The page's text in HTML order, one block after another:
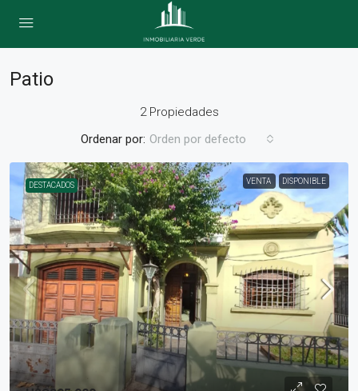
Patio
2 Propiedades
Ordenar por: Orden por defecto
DESTACADOS VENTA DISPONIBLE